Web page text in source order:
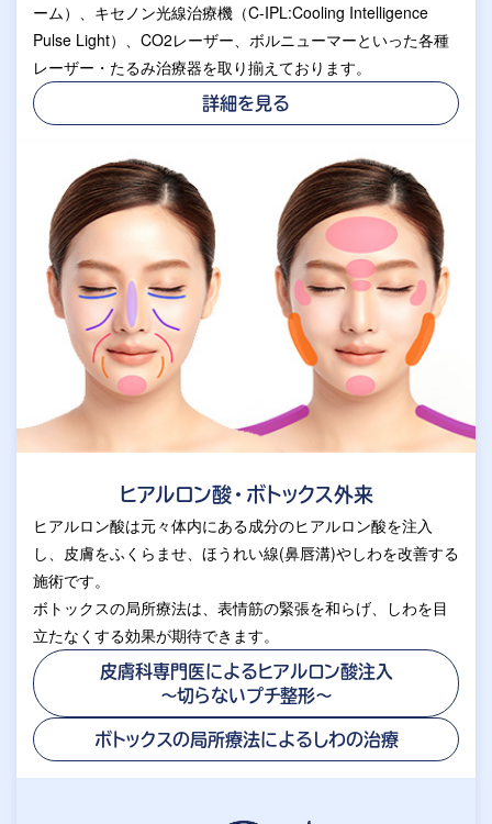
ーム）、キセノン光線治療機（C-IPL:Cooling Intelligence
Pulse Light）、CO2レーザー、ボルニューマーといった各種
レーザー・たるみ治療器を取り揃えております。
詳細を見る
ヒアルロン酸・ボトックス外来
ヒアルロン酸は元々体内にある成分のヒアルロン酸を注入
し、皮膚をふくらませ、ほうれい線(鼻唇溝)やしわを改善する
施術です。
ボトックスの局所療法は、表情筋の緊張を和らげ、しわを目
立たなくする効果が期待できます。
皮膚科専門医によるヒアルロン酸注入
～切らないプチ整形～
ボトックスの局所療法による しわの治療